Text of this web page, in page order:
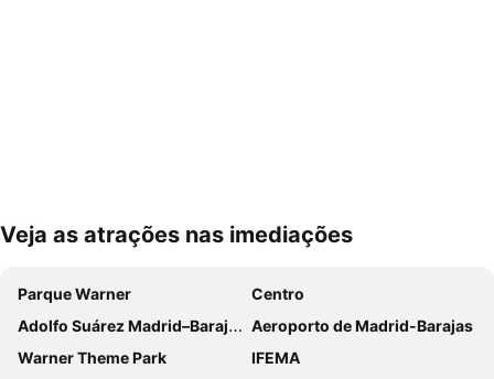
Ampliar mapa
Veja as atrações nas imediações
Parque Warner
Centro
Adolfo Suárez Madrid–Barajas Airport
Aeroporto de Madrid-Barajas
Warner Theme Park
IFEMA